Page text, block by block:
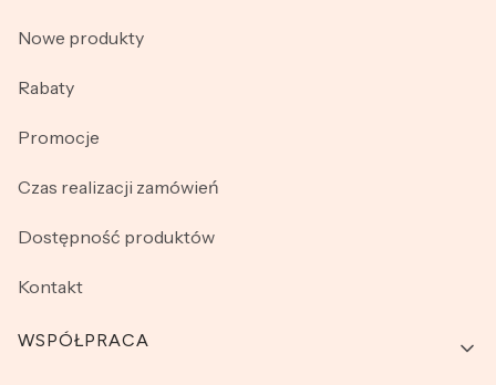
Nowe produkty
Rabaty
Promocje
Czas realizacji zamówień
Dostępność produktów
Kontakt
WSPÓŁPRACA